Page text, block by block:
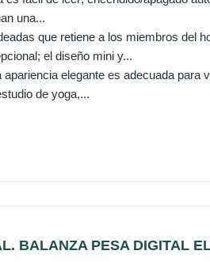
una...
que retiene a los miembros del
el diseño mini y...
elegante es adecuada para
de yoga,...
BALANZA PESA DIGITAL